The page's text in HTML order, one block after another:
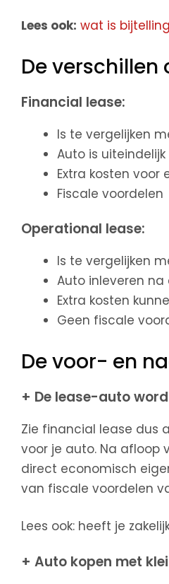
Lees ook: wat is
De verschillen
Financial lease:
Is te vergelijken
Auto is
Extra kosten voor
Fiscale voordelen
Operational lease:
Is te vergelijken
Auto inleveren
Extra kosten
Geen fiscale
De voor- en
+ De lease-auto
Zie financial lease dus
voor je auto. Na afloop
direct economisch
van fiscale voordelen
Lees ook: heeft je
+ Auto kopen met